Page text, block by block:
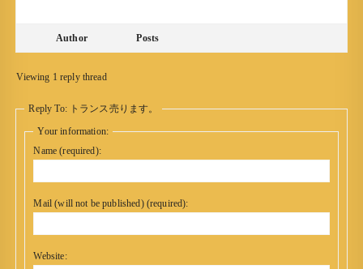
Author Posts
Viewing 1 reply thread
Reply To: トランス売ります。
Your information:
Name (required):
Mail (will not be published) (required):
Website: